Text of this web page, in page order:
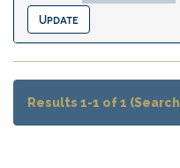
Results 1-1 of 1